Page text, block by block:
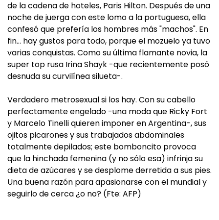
de la cadena de hoteles, Paris Hilton. Después de una
noche de juerga con este lomo a la portuguesa, ella
confesó que prefería los hombres más "machos". En
fin… hay gustos para todo, porque el mozuelo ya tuvo
varias conquistas. Como su última flamante novia, la
super top rusa Irina Shayk -que recientemente posó
desnuda su curvilínea silueta-.
Verdadero metrosexual si los hay. Con su cabello
perfectamente engelado -una moda que Ricky Fort
y Marcelo Tinelli quieren imponer en Argentina-, sus
ojitos picarones y sus trabajados abdominales
totalmente depilados; este bomboncito provoca
que la hinchada femenina (y no sólo esa) infrinja su
dieta de azúcares y se desplome derretida a sus pies.
Una buena razón para apasionarse con el mundial y
seguirlo de cerca ¿o no? (Fte: AFP)